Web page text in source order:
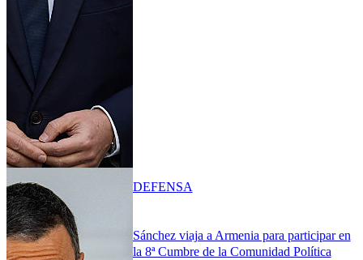
Sánchez viaja a Armenia para participar en
la 8ª Cumbre de la Comunidad Política
DEFENSA